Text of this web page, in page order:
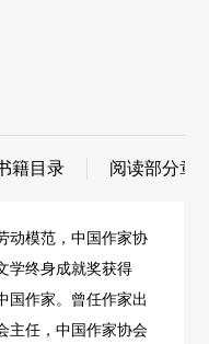
籍目录 阅读部分章
动模范，中国作家协
学终身成就奖获得
国作家。曾任作家出
主任，中国作家协会